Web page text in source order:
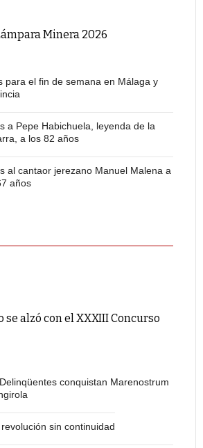
Minera 2026
para el fin de semana en Málaga y
a Pepe Habichuela, leyenda de la
a los 82 años
al cantaor jerezano Manuel Malena a
años
se alzó con el XXXIII Concurso
conquistan Marenostrum
sin continuidad